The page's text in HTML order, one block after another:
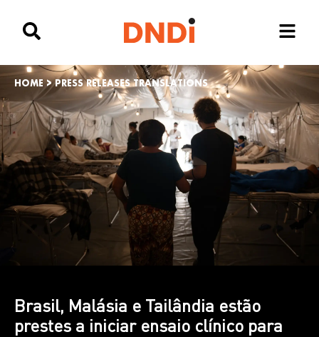
HOME>PRESS RELEASES TRANSLATIONS
Brasil, Malásia e Tailândia estão
prestes a iniciar ensaio clínico para